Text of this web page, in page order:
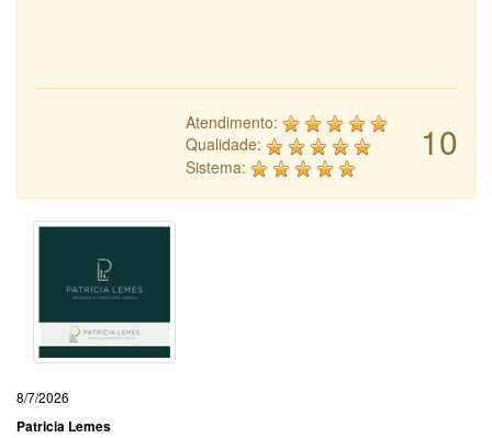
10
Atendimento:
Qualidade:
Sistema:
8/7/2026
Patricia Lemes